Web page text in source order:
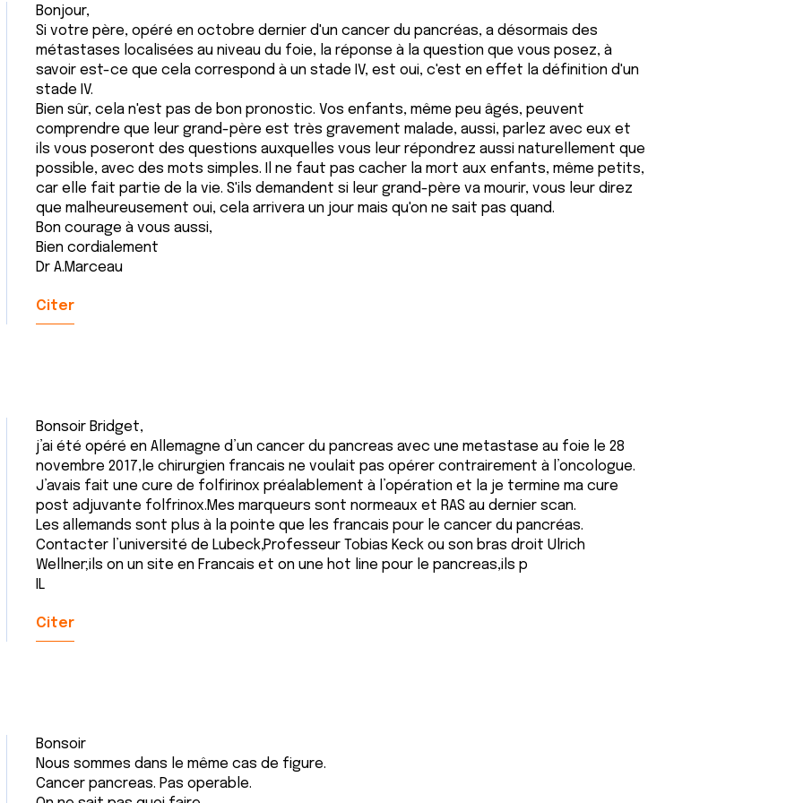
Bonjour,
Si votre père, opéré en octobre dernier d'un cancer du pancréas, a désormais des
métastases localisées au niveau du foie, la réponse à la question que vous posez, à
savoir est-ce que cela correspond à un stade IV, est oui, c'est en effet la définition d'un
stade IV.
Bien sûr, cela n'est pas de bon pronostic. Vos enfants, même peu âgés, peuvent
comprendre que leur grand-père est très gravement malade, aussi, parlez avec eux et
ils vous poseront des questions auxquelles vous leur répondrez aussi naturellement que
possible, avec des mots simples. Il ne faut pas cacher la mort aux enfants, même petits,
car elle fait partie de la vie. S'ils demandent si leur grand-père va mourir, vous leur direz
que malheureusement oui, cela arrivera un jour mais qu'on ne sait pas quand.
Bon courage à vous aussi,
Bien cordialement
Dr A.Marceau
Citer
Bonsoir Bridget,
j’ai été opéré en Allemagne d’un cancer du pancreas avec une metastase au foie le 28
novembre 2017,le chirurgien francais ne voulait pas opérer contrairement à l’oncologue.
J’avais fait une cure de folfirinox préalablement à l’opération et la je termine ma cure
post adjuvante folfrinox.Mes marqueurs sont normeaux et RAS au dernier scan.
Les allemands sont plus à la pointe que les francais pour le cancer du pancréas.
Contacter l’université de Lubeck,Professeur Tobias Keck ou son bras droit Ulrich
Wellner;ils on un site en Francais et on une hot line pour le pancreas,ils p
IL
Citer
Bonsoir
Nous sommes dans le même cas de figure.
Cancer pancreas. Pas operable.